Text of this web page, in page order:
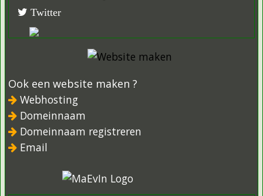
Twitter
Ook een website maken ?
Webhosting
Domeinnaam
Domeinnaam registreren
Email